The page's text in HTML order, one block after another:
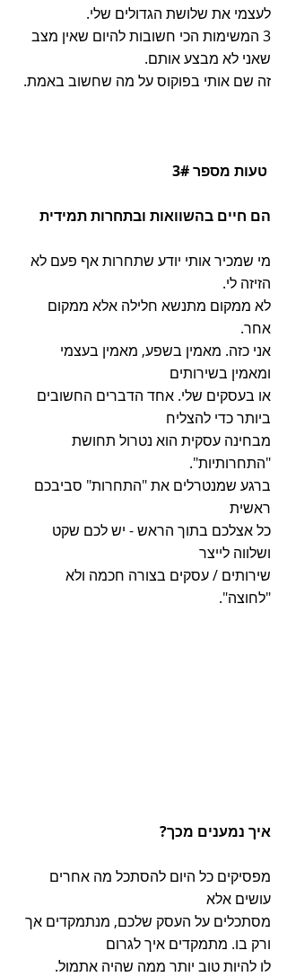
לעצמי את שלושת הגדולים שלי.
3 המשימות הכי חשובות להיום שאין מצב
שאני לא מבצע אותם.
זה שם אותי בפוקוס על מה שחשוב באמת.
טעות מספר 3#
הם חיים בהשוואות ובתחרות תמידית
מי שמכיר אותי יודע שתחרות אף פעם לא
הזיזה לי.
לא ממקום מתנשא חלילה אלא ממקום
אחר.
אני כזה. מאמין בשפע, מאמין בעצמי
ומאמין בשירותים
או בעסקים שלי. אחד הדברים החשובים
ביותר כדי להצליח
מבחינה עסקית הוא נטרול תחושת
"התחרותיות".
ברגע שמנטרלים את "התחרות" סביבכם
ראשית
כל אצלכם בתוך הראש - יש לכם שקט
ושלווה לייצר
שירותים / עסקים בצורה חכמה ולא
"לחוצה".
איך נמענים מכך?
מפסיקים כל היום להסתכל מה אחרים
עושים אלא
מסתכלים על העסק שלכם, מנתמקדים אך
ורק בו. מתמקדים איך לגרום
לו להיות טוב יותר ממה שהיה אתמול.